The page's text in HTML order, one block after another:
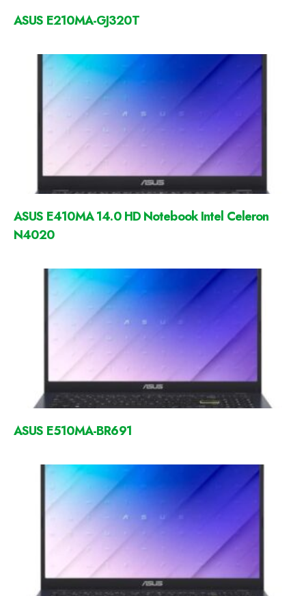
ASUS E210MA-GJ320T
ASUS E410MA 14.0 HD Notebook Intel Celeron
N4020
ASUS E510MA-BR691